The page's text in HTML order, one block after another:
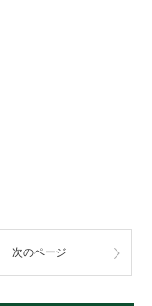
次のページ